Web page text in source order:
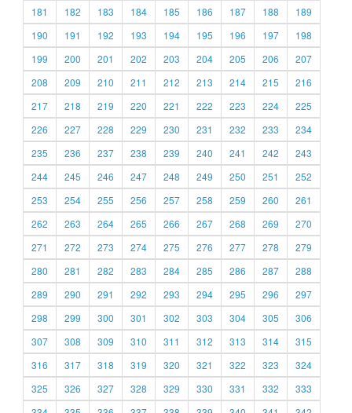
181
182 183 184 185 186 187 188
189
190
191 192 193 194 195 196 197
198
199
200 201 202 203 204 205 206
207
208
209 210 211 212 213 214 215
216
217
218 219 220 221 222 223 224
225
226
227 228 229 230 231 232 233
234
235
236 237 238 239 240 241 242
243
244
245 246 247 248 249 250 251
252
253
254 255 256 257 258 259 260
261
262
263 264 265 266 267 268 269
270
271
272 273 274 275 276 277 278
279
280
281 282 283 284 285 286 287
288
289
290 291 292 293 294 295 296
297
298
299 300 301 302 303 304 305
306
307
308 309 310 311 312 313 314
315
316
317 318 319 320 321 322 323
324
325
326 327 328 329 330 331 332
333